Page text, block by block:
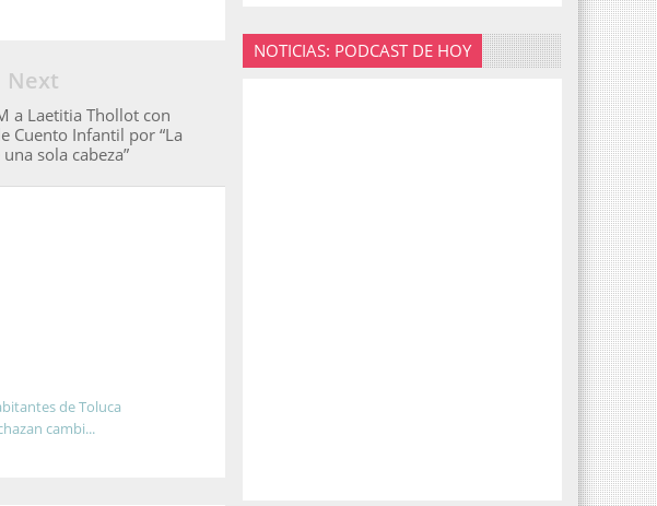
Next
a Laetitia Thollot con
Cuento Infantil por “La
sola cabeza”
de Toluca
cambi...
NOTICIAS: PODCAST DE HOY